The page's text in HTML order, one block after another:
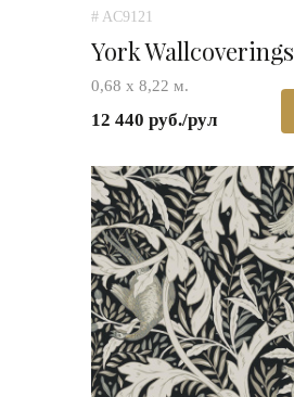
# AC9121
York Wallcoverings
0,68 х 8,22 м.
12 440 руб./рул